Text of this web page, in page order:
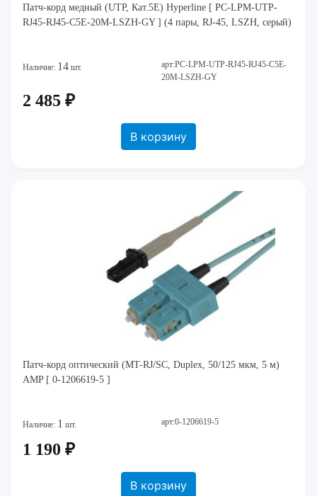
Патч-корд медный (UTP, Кат.5E) Hyperline [ PC-LPM-UTP-
RJ45-RJ45-C5E-20M-LSZH-GY ] (4 пары, RJ-45, LSZH, серый)
Наличие: 14 шт.
арт:PC-LPM-UTP-RJ45-RJ45-C5E-
20M-LSZH-GY
2 485 ₽
В корзину
Патч-корд оптический (MT-RJ/SC, Duplex, 50/125 мкм, 5 м)
AMP [ 0-1206619-5 ]
Наличие: 1 шт. арт:0-1206619-5
1 190 ₽
В корзину